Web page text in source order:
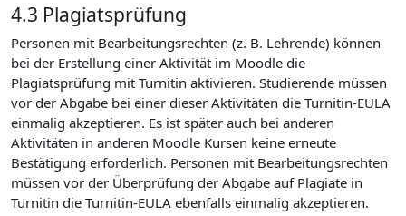
4.3 Plagiatsprüfung
Personen mit Bearbeitungsrechten (z. B. Lehrende) können
bei der Erstellung einer Aktivität im Moodle die
Plagiatsprüfung mit Turnitin aktivieren. Studierende müssen
vor der Abgabe bei einer dieser Aktivitäten die Turnitin-EULA
einmalig akzeptieren. Es ist später auch bei anderen
Aktivitäten in anderen Moodle Kursen keine erneute
Bestätigung erforderlich. Personen mit Bearbeitungsrechten
müssen vor der Überprüfung der Abgabe auf Plagiate in
Turnitin die Turnitin-EULA ebenfalls einmalig akzeptieren.